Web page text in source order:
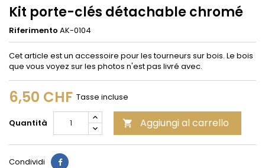
Kit porte-clés détachable chromé
Riferimento AK-0104
Cet article est un accessoire pour les tourneurs sur bois. Le bois
que vous voyez sur les photos n'est pas livré avec.
6,50 CHF Tasse incluse
Quantità  Aggiungi al carrello
Condividi Condividi